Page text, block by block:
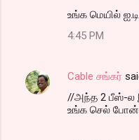
உங்க மெயில்
4:45 PM
Cable சங்கர்
//அந்த 2 பீஸ்-ல
உங்க செல் போன்ல